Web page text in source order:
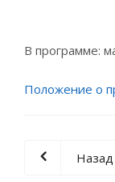
В программе:
Положение о
Назад